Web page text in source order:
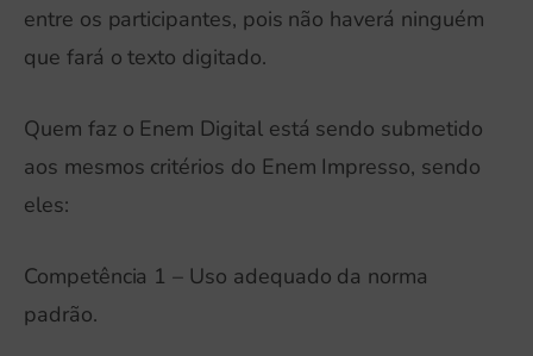
entre os participantes, pois não haverá ninguém
que fará o texto digitado.
Quem faz o Enem Digital está sendo submetido
aos mesmos critérios do Enem Impresso, sendo
eles:
Competência 1 – Uso adequado da norma
padrão.